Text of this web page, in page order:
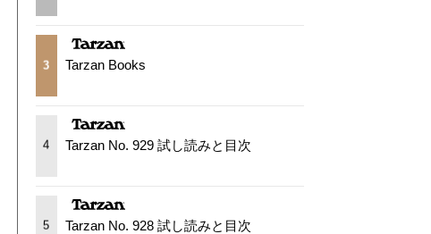
3 Tarzan Books
4 Tarzan No. 929 試し読みと目次
5 Tarzan No. 928 試し読みと目次